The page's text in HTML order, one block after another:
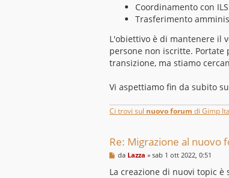
Coordinamento con
Trasferimento
L'obiettivo è di mantenere il
persone non iscritte. Portate
transizione, ma stiamo
Vi aspettiamo fin da subito
Ci trovi sul nuovo forum di Gimp
Re: Migrazione al nuovo
M
s
da Lazza » sab 1 ott 2022, 0:51
La creazione di nuovi topic